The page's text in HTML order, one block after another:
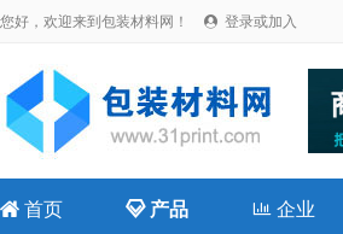
您好，欢迎来到包装材料网！  登录或加入
 首页 产品 企业